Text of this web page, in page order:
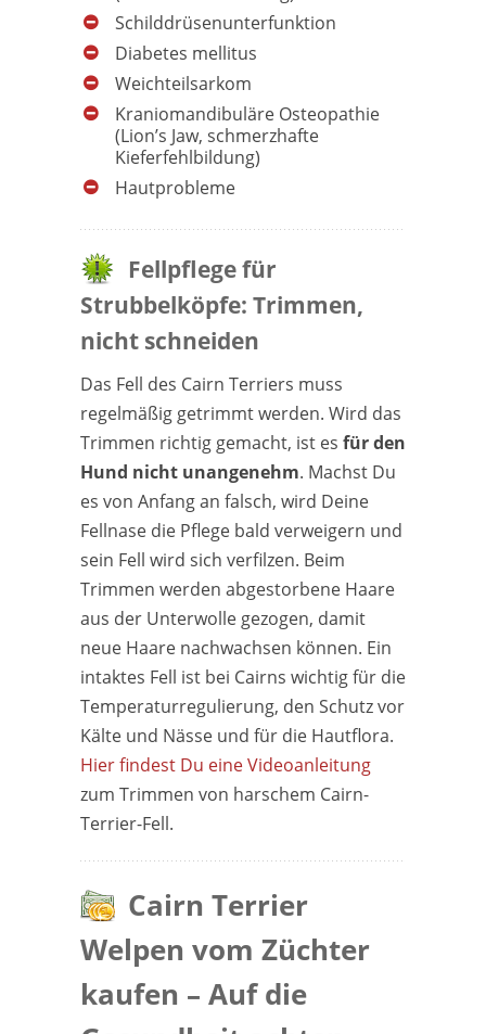
Schilddrüsenunterfunktion
Diabetes mellitus
Weichteilsarkom
Kraniomandibuläre Osteopathie
(Lion’s Jaw, schmerzhafte
Kieferfehlbildung)
Hautprobleme
Fellpflege für
Strubbelköpfe: Trimmen,
nicht schneiden
Das Fell des Cairn Terriers muss
regelmäßig getrimmt werden. Wird das
Trimmen richtig gemacht, ist es für den
Hund nicht unangenehm. Machst Du
es von Anfang an falsch, wird Deine
Fellnase die Pflege bald verweigern und
sein Fell wird sich verfilzen. Beim
Trimmen werden abgestorbene Haare
aus der Unterwolle gezogen, damit
neue Haare nachwachsen können. Ein
intaktes Fell ist bei Cairns wichtig für die
Temperaturregulierung, den Schutz vor
Kälte und Nässe und für die Hautflora.
Hier findest Du eine Videoanleitung
zum Trimmen von harschem Cairn-
Terrier-Fell.
Cairn Terrier
Welpen vom Züchter
kaufen – Auf die